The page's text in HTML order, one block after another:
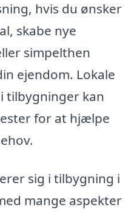
hvis du ønsker
skabe nye
simpelthen
ejendom. Lokale
tilbygninger kan
for at hjælpe
sig i tilbygning i
mange aspekter